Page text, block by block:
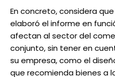
En concreto, considera
elaboró el informe en
afectan al sector del
conjunto, sin tener en
su empresa, como el
que recomienda bienes a